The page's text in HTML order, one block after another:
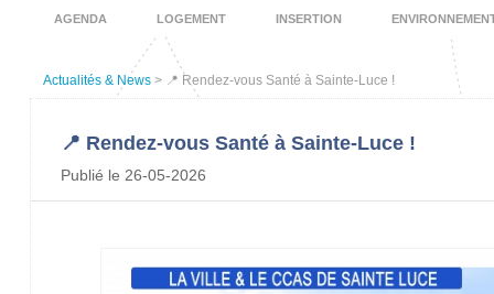
AGENDA LOGEMENT INSERTION
Actualités & News > 📍 Rendez-vous Santé à Sainte-Luce !
📍 Rendez-vous Santé à Sainte-Luce !
Publié le 26-05-2026